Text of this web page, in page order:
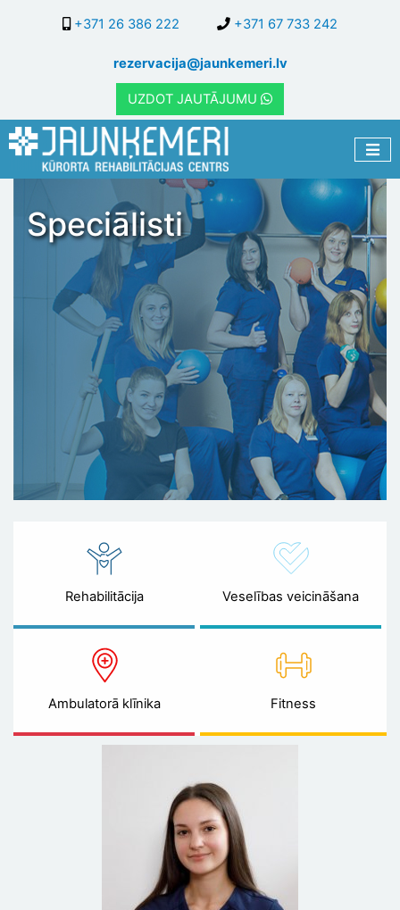
galveno
saturu
+371 26 386 222 +371 67 733 242
rezervacija@jaunkemeri.lv
UZDOT JAUTĀJUMU
Speciālisti
Rehabilitācija Veselības veicināšana
Ambulatorā klīnika Fitness